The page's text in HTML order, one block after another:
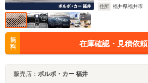
住所
福井県福井市
無
料
在庫確認・見積依頼
販売店： ボルボ・カー 福井